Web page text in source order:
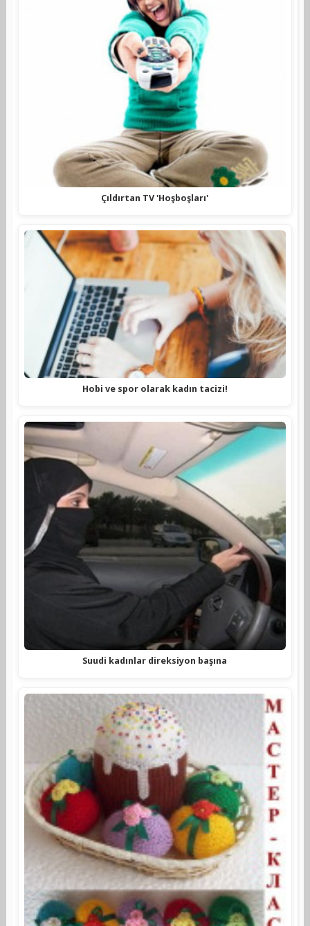
Çıldırtan TV 'Hoşboşları'
Hobi ve spor olarak kadın tacizi!
Suudi kadınlar direksiyon başına